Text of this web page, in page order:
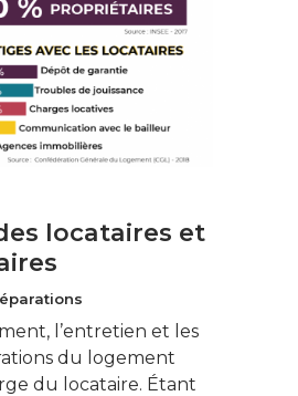
locataires et
l’entretien et les
du logement
du locataire. Étant